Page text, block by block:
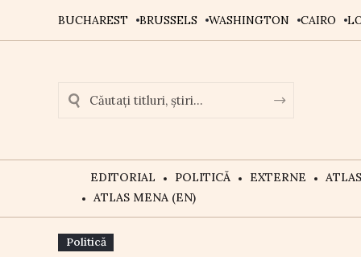
BUCHAREST BRUSSELS WASHINGTON CAIRO
EDITORIAL POLITICĂ EXTERNE
ATLAS MENA (EN)
Politică